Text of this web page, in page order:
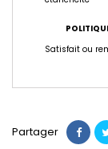
Satisfait ou
Partager